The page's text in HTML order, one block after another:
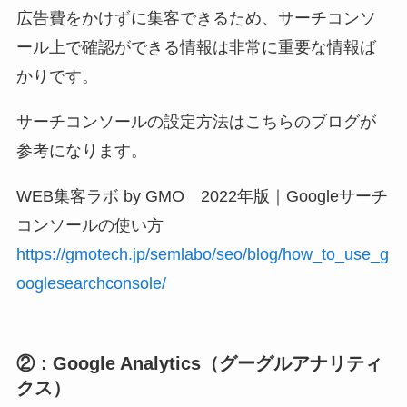
広告費をかけずに集客できるため、サーチコンソ
ール上で確認ができる情報は非常に重要な情報ば
かりです。
サーチコンソールの設定方法はこちらのブログが
参考になります。
WEB集客ラボ by GMO 2022年版｜Googleサーチ
コンソールの使い方
https://gmotech.jp/semlabo/seo/blog/how_to_use_g
ooglesearchconsole/
②：Google Analytics（グーグルアナリティ
クス）